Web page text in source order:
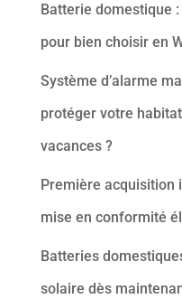
Batterie domestique
pour bien choisir en
Système d’alarme
protéger votre
vacances ?
Première acquisition
mise en conformité
Batteries
solaire dès